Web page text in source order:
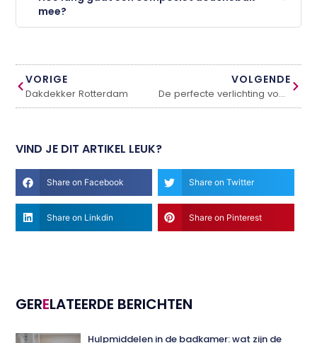
mee?
VORIGE
Dakdekker Rotterdam
VOLGENDE
De perfecte verlichting voor jouw interieur
VIND JE DIT ARTIKEL LEUK?
Share on Facebook Share on Twitter
Share on Linkdin Share on Pinterest
GERELATEERDE BERICHTEN
Hulpmiddelen in de badkamer: wat zijn de